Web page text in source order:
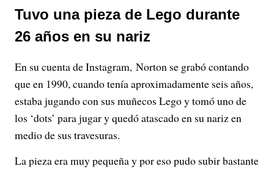
Tuvo una pieza de Lego durante
26 años en su nariz
En su cuenta de Instagram, Norton se grabó contando
que en 1990, cuando tenía aproximadamente seis años,
estaba jugando con sus muñecos Lego y tomó uno de
los ‘dots’ para jugar y quedó atascado en su nariz en
medio de sus travesuras.
La pieza era muy pequeña y por eso pudo subir bastante